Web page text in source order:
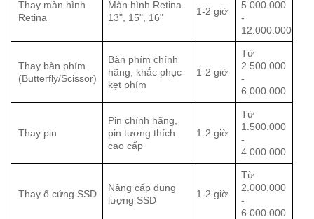
Thay màn hình
Retina
Màn hình Retina
13", 15", 16"
1-2 giờ
5.000.000
-
12.000.000
Thay bàn phím
(Butterfly/Scissor)
Bàn phím chính
hãng, khắc phục
kẹt phím
1-2 giờ
Từ
2.500.000
-
6.000.000
Thay pin
Pin chính hãng,
pin tương thích
cao cấp
1-2 giờ
Từ
1.500.000
-
4.000.000
Thay ổ cứng SSD
Nâng cấp dung
lượng SSD
1-2 giờ
Từ
2.000.000
-
6.000.000